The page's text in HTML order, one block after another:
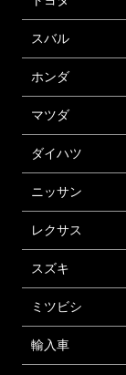
スバル
ホンダ
マツダ
ダイハツ
ニッサン
レクサス
スズキ
ミツビシ
輸入車